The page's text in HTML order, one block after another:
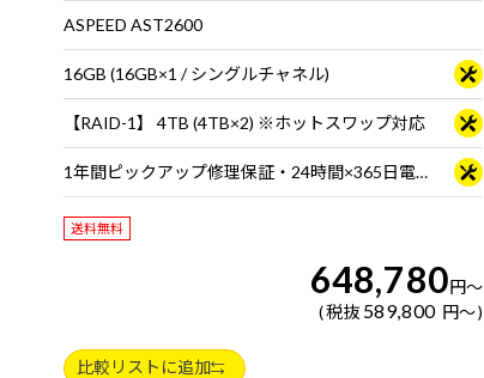
ASPEED AST2600
16GB (16GB×1 / シングルチャネル)
【RAID-1】 4TB (4TB×2) ※ホットスワップ対応
1年間ピックアップ修理保証・24時間×365日電話サポート
送料無料
648,780円～
税抜 589,800 円～
比較リストに追加